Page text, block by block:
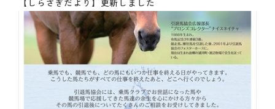
【しらさぎだより】更新しました